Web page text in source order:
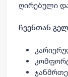
ღირებული
ჩვენთან